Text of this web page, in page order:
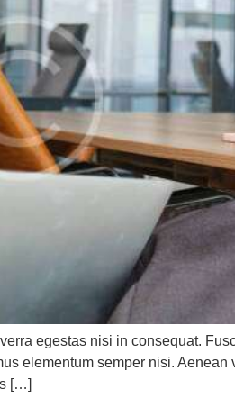
egestas nisi in consequat.
elementum semper nisi.
[…]